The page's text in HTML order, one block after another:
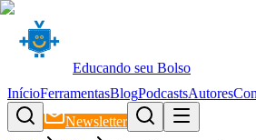
Educando seu Bolso
InícioFerramentasBlogPodcastsAutores
Newsletter